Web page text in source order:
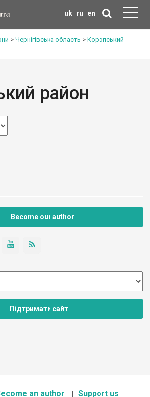
uk ru en
> Чернігівська область > Коропський
район
Become our author
Підтримати сайт
an author Support us